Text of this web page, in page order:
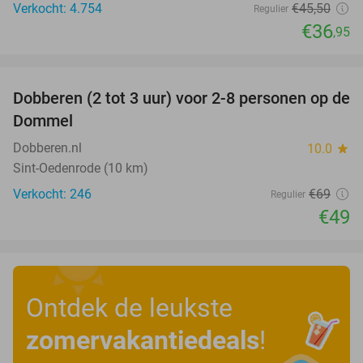
Verkocht: 4.754
Regulier €45,50
€36,95
29%
Dobberen (2 tot 3 uur) voor 2-8 personen op de
Dommel
Dobberen.nl 10.0 star
Sint-Oedenrode (10 km)
Verkocht: 246
Regulier €69
€49
Ontdek de leukste
zomervakantiedeals!